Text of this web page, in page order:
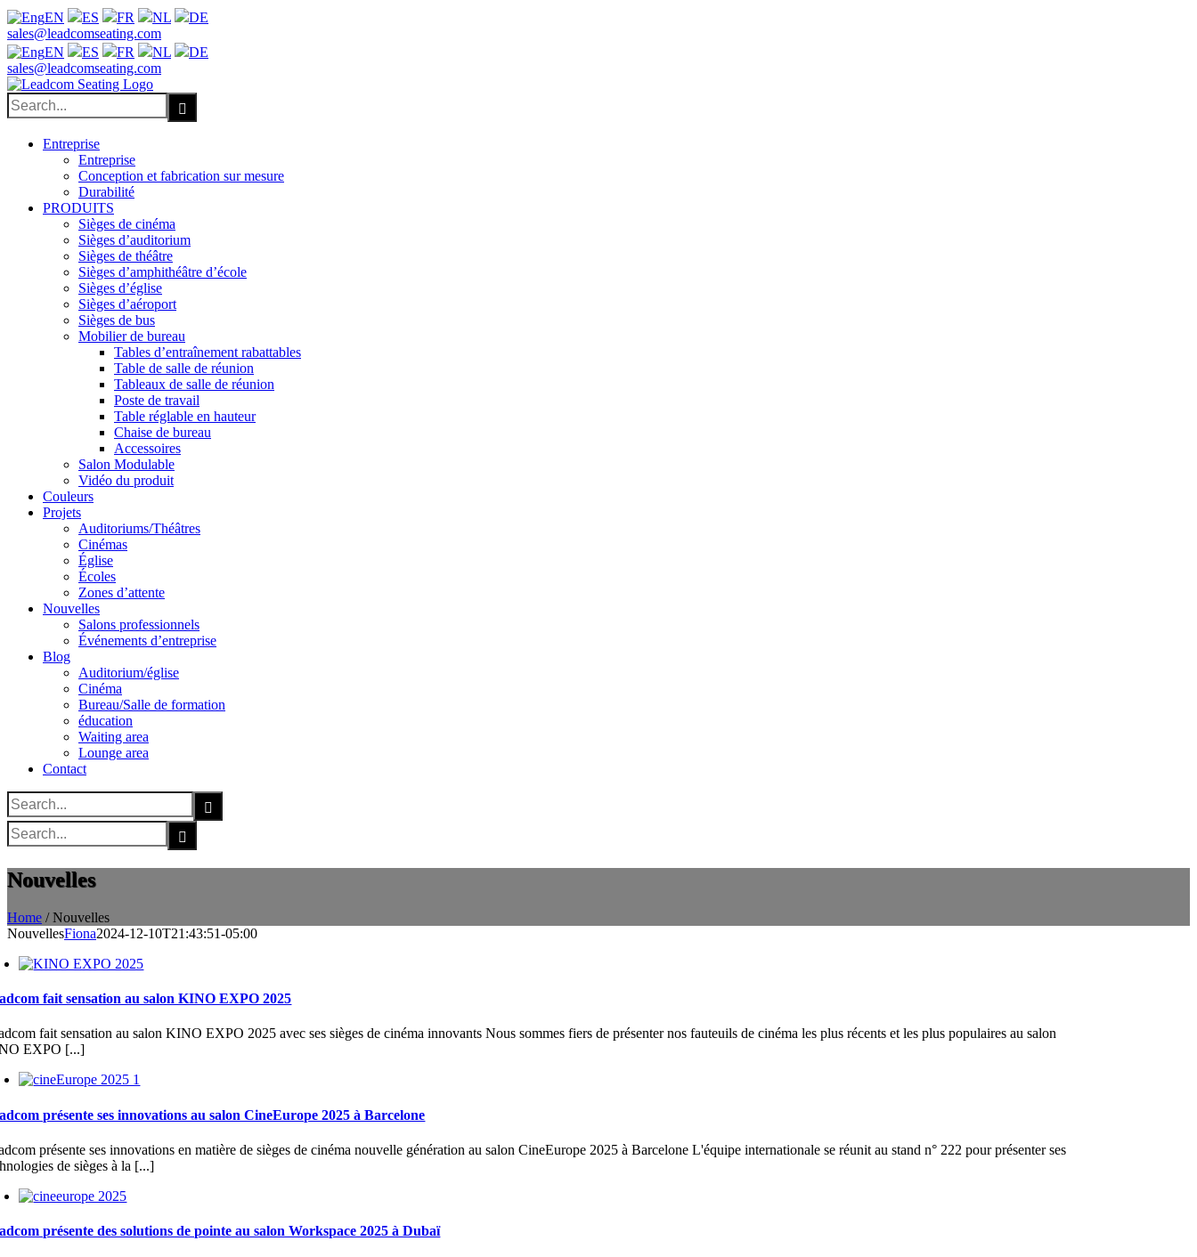
EN ES FR NL
DE
Facebook
X
LinkedIn
YouTube
sales@leadcomseating.com
EN
ES FR NL
DE
sales@leadcomseating.com
Search
for:
Entreprise
Entreprise
Conception et fabrication sur mesure
Durabilité
PRODUITS
Sièges de cinéma
Sièges d’auditorium
Sièges de théâtre
Sièges d’amphithéâtre d’école
Sièges d’église
Sièges d’aéroport
Sièges de bus
Mobilier de bureau
Tables d’entraînement rabattables
Table de salle de réunion
Tableaux de salle de réunion
Poste de travail
Table réglable en hauteur
Chaise de bureau
Accessoires
Salon Modulable
Vidéo du produit
Couleurs
Projets
Auditoriums/Théâtres
Cinémas
Église
Écoles
Zones d’attente
Nouvelles
Salons professionnels
Événements d’entreprise
Blog
Auditorium/église
Cinéma
Bureau/Salle de formation
éducation
Waiting area
Lounge area
Contact
Search
for:
Search
for:
Nouvelles
Home /Nouvelles
NouvellesFiona2024-12-10T21:43:51-05:00
fait sensation au salon KINO EXPO 2025
fait sensation au salon KINO EXPO 2025 avec ses sièges de cinéma innovants Nous sommes fiers de présenter nos fauteuils de cinéma les plus récents et les plus populaires au salon
EXPO [...]
présente ses innovations au salon CineEurope 2025 à Barcelone
présente ses innovations en matière de sièges de cinéma nouvelle génération au salon CineEurope 2025 à Barcelone L'équipe internationale se réunit au stand n° 222 pour présenter ses
de sièges à la [...]
présente des solutions de pointe au salon Workspace 2025 à Dubaï